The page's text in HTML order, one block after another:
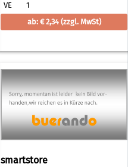
VE
1
ab: € 2,34 (zzgl. MwSt)
smartstore